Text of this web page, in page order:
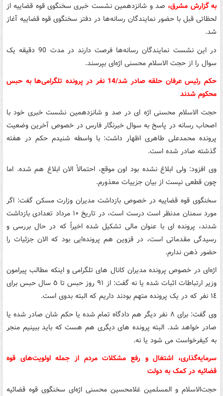
به گزارش مشرق، صد و شانزدهمین نشست خبری سخنگوی قوه قضاییه از
لحظاتی قبل با حضور نمایندگان رسانه‌ها در دفتر سخنگوی قوه قضاییه آغاز
شد.
در این نشست نمایندگان رسانه‌ها فرصت دارند در مدت 90 دقیقه یک
سوال را از حجت الاسلام محسنی اژه‌ای بپرسند.
حکم رئیس عرفان حلقه صادر شد/14 نفر در پرونده تلگرامی‌ها به حبس
محکوم شدند
حجت الاسلام محسنی اژه ای در صد و شانزدهمین نشست خبری خود با
اصحاب رسانه در پاسخ به سوال خبرنگار فارس در خصوص آخرین وضعیت
پرونده محمدعلی طاهری اظهار داشت: با واسطه شنیدم حکم در هفته
گذشته صادر شده است.
وی افزود: ولی ابلاغ نشده بود اون موقع، احتمالاً الان ابلاغ هم شده. اما
چون قطعی نیست از بیان جزییات معذورم.
سخنگوی قوه قضاییه در خصوص بازداشت مدیران وزارت مسکن گفت: اگر
مورد سمنان مدنظر است درست است، در تاریخ ١٠ مرداد تعدادی بازداشت
شدند، پرونده ای با عنوان مالی تشکیل شده اخیراً که در حال بررسی و
رسیدگی مقدماتی است، در قزوین هم پرونده‌ایی بود که الان جزئیات را
حضور ذهن ندارم.
اژه‌ای در خصوص پرونده مدیران کانال های تلگرامی و اینکه مطالب پیرامون
وزیر ارتباطات اثبات شده یا نه گفت: از ٩١ روز حبس تا ٥ سال حبس برای
١٤ نفر که در یک پرونده متهم بودند داریم که البته بدوی است.
وی گفت: برای ٨ نفر دیگر هم دادگاه تمام شده یا حکم شان صادر شده یا
صادر خواهد شد. البته پرونده های دیگری هم هست که باید ببینیم منجر
به کیفرخواست می شود یا نه.
سرمایه‌گذاری، اشتغال و رفع مشکلات مردم از جمله اولویت‌های قوه
قضائیه در کمک به دولت
حجت‌الاسلام و المسلمین غلامحسین محسنی اژه‌ای سخنگوی قوه قضائیه